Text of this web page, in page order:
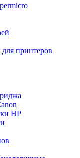
для принтеров
HP